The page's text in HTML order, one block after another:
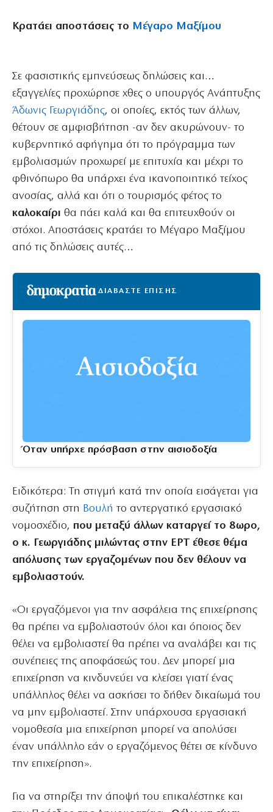
Κρατάει αποστάσεις το Mέγαρο Μαξίμου
Σε φασιστικής εμπνεύσεως δηλώσεις και…
εξαγγελίες προχώρησε χθες ο υπουργός Ανάπτυξης
Άδωνις Γεωργιάδης, οι οποίες, εκτός των άλλων,
θέτουν σε αμφισβήτηση -αν δεν ακυρώνουν- το
κυβερνητικό αφήγημα ότι το πρόγραμμα των
εμβολιασμών προχωρεί με επιτυχία και μέχρι το
φθινόπωρο θα υπάρχει ένα ικανοποιητικό τείχος
ανοσίας, αλλά και ότι ο τουρισμός φέτος το
καλοκαίρι θα πάει καλά και θα επιτευχθούν οι
στόχοι. Αποστάσεις κρατάει το Μέγαρο Μαξίμου
από τις δηλώσεις αυτές…
ΔΙΑΒΑΣΤΕ ΕΠΙΣΗΣ
Όταν υπήρχε πρόσβαση στην αισιοδοξία
Ειδικότερα: Τη στιγμή κατά την οποία εισάγεται για
συζήτηση στη Βουλή το αντεργατικό εργασιακό
νομοσχέδιο, που μεταξύ άλλων καταργεί το 8ωρο,
ο κ. Γεωργιάδης μιλώντας στην ΕΡΤ έθεσε θέμα
απόλυσης των εργαζομένων που δεν θέλουν να
εμβολιαστούν.
«Οι εργαζόμενοι για την ασφάλεια της επιχείρησης
θα πρέπει να εμβολιαστούν όλοι και όποιος δεν
θέλει να εμβολιαστεί θα πρέπει να αναλάβει και τις
συνέπειες της αποφάσεώς του. Δεν μπορεί μια
επιχείρηση να κινδυνεύει να κλείσει γιατί ένας
υπάλληλος θέλει να ασκήσει το δήθεν δικαίωμά του
να μην εμβολιαστεί. Στην υπάρχουσα εργασιακή
νομοθεσία μια επιχείρηση μπορεί να απολύσει
έναν υπάλληλο εάν ο εργαζόμενος θέτει σε κίνδυνο
την επιχείρηση».
Για να στηρίξει την άποψή του επικαλέστηκε και